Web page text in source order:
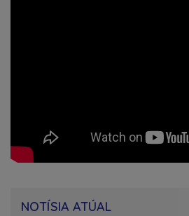
NOTÍSIA ATÚAL